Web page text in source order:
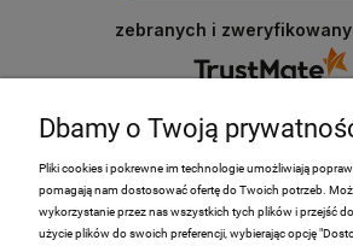
zebranych i
PRODUKTY
Dbamy o Twoją
Pliki cookies i pokrewne im technologie umożliwiają
pomagają nam dostosować ofertę do Twoich potrzeb.
wykorzystanie przez nas wszystkich tych plików i przejść
użycie plików do swoich preferencji, wybierając opcję